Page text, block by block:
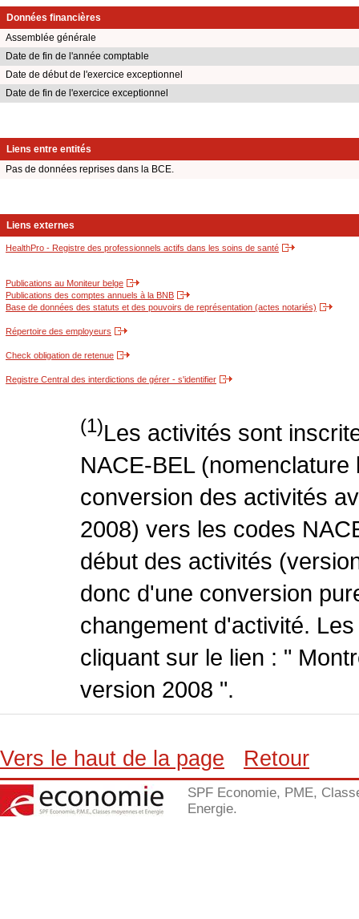
Données financières
Assemblée générale
Date de fin de l'année comptable
Date de début de l'exercice exceptionnel
Date de fin de l'exercice exceptionnel
Liens entre entités
Pas de données reprises dans la BCE.
Liens externes
HealthPro - Registre des professionnels actifs dans les soins de santé
Publications au Moniteur belge
Publications des comptes annuels à la BNB
Base de données des statuts et des pouvoirs de représentation (actes notariés)
Répertoire des employeurs
Check obligation de retenue
Registre Central des interdictions de gérer - s'identifier
(1)Les activités sont
NACE-BEL
conversion des activités
2008) vers les codes
début des activités
donc d'une conversion
changement d'activité.
cliquant sur le lien : "
version 2008 ".
Vers le haut de la page Retour
SPF Economie, PME,
Energie.